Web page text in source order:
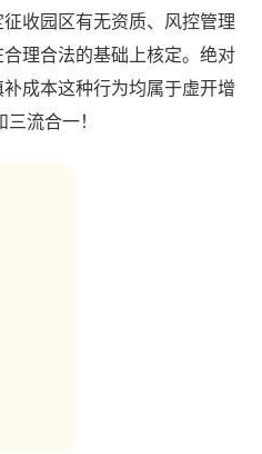
收园区有无资质、风控管理
理合法的基础上核定。绝对
成本这种行为均属于虚开增
流合一！